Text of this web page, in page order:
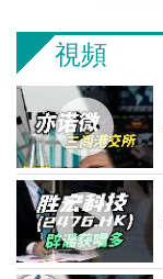
視頻